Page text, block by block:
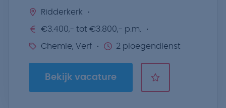
Ridderkerk
€3.400,- tot €3.800,- p.m.
Chemie, Verf 2 ploegendienst
Bekijk vacature